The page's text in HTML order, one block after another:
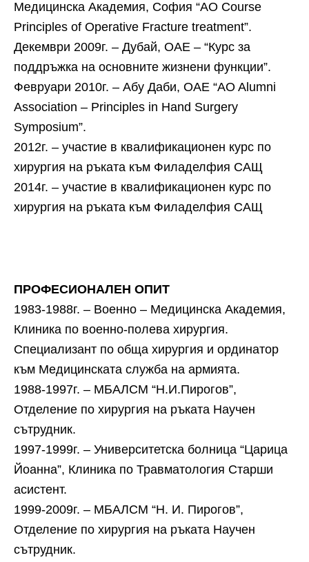
Медицинска Академия, София “AO Course
Principles of Operative Fracture treatment”.
Декември 2009г. – Дубай, ОАЕ – “Курс за
поддръжка на основните жизнени функции”.
Февруари 2010г. – Абу Даби, ОАЕ “AO Alumni
Association – Principles in Hand Surgery
Symposium”.
2012г. – участие в квалификационен курс по
хирургия на ръката към Филаделфия САЩ
2014г. – участие в квалификационен курс по
хирургия на ръката към Филаделфия САЩ
ПРОФЕСИОНАЛЕН ОПИТ
1983-1988г. – Военно – Медицинска Академия,
Клиника по военно-полева хирургия.
Специализант по обща хирургия и ординатор
към Медицинската служба на армията.
1988-1997г. – МБАЛСМ “Н.И.Пирогов”,
Отделение по хирургия на ръката Научен
сътрудник.
1997-1999г. – Университетска болница “Царица
Йоанна”, Клиника по Травматология Старши
асистент.
1999-2009г. – МБАЛСМ “Н. И. Пирогов”,
Отделение по хирургия на ръката Научен
сътрудник.